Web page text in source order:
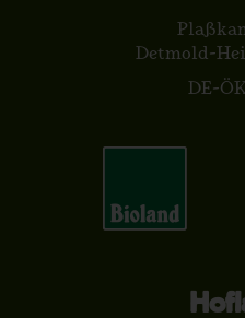
Detmold-
DE-